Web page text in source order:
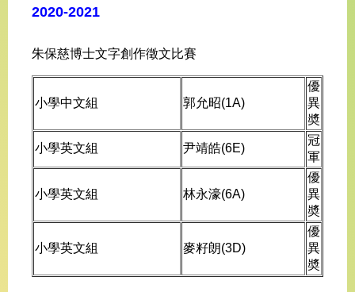
2020-2021
朱保慈博士文字創作徵文比賽
小學中文組 郭允昭(1A)
優
異
奬
小學英文組 尹靖皓(6E)
冠
軍
小學英文組 林永濠(6A)
優
異
奬
小學英文組 麥籽朗(3D)
優
異
奬